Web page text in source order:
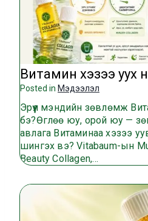
Витамин хэзээ уух
Posted in Мэдээлэл
Эрүүл мэндийн зөвлөмж
бэ?Өглөө юу, орой юу —
авлага Витаминаа хэзээ
шингэх вэ? Vitabaum-ын
Beauty Collagen,…